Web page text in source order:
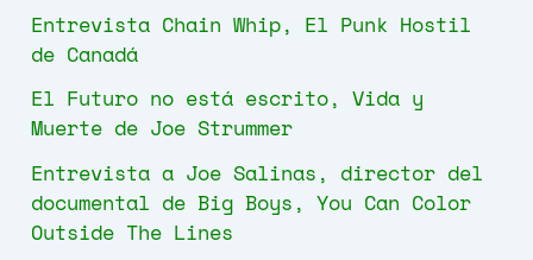
p
o
r
:
Entrevista Chain Whip, El Punk Hostil
de Canadá
El Futuro no está escrito, Vida y
Muerte de Joe Strummer
Entrevista a Joe Salinas, director del
documental de Big Boys, You Can Color
Outside The Lines